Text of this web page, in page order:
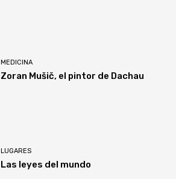
MEDICINA
Zoran Mušič, el pintor de Dachau
LUGARES
Las leyes del mundo